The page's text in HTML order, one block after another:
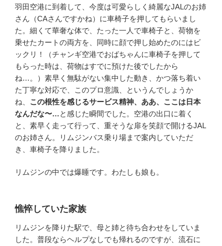
羽田空港に到着して、今度は可愛らしく綺麗なJALのお姉
さん（CAさんですかね）に車椅子を押してもらいまし
た。細くて華奢な体で、たった一人で車椅子と、荷物を
乗せたカートの両方を、同時に顔で押し始めたのにはビ
ックリ！（チャンギ空港でおばちゃんに車椅子を押して
もらった時は、荷物はすでに預けた後でしたから
ね…。）素早く無駄がない集中した動き、かつ落ち着い
た丁寧な対応で、このプロ意識、というんでしょうか
ね、 この根性を感じるサービス精神、ああ、ここは日本
なんだな〜…と感じた瞬間でした。空港の出口に着く
と、素早く走って行って、重そうな扉を笑顔で開けるJAL
のお姉さん。リムジンバス乗り場まで案内していただ
き、車椅子を降りました。
リムジンの中では爆睡です。わたしも娘も。
憔悴していた家族
リムジンを降りた駅で、母と姉と待ち合わせをしていま
した。普段ならヘルプなしでも帰れるのですが、流石に